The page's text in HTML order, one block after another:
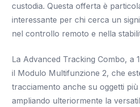
custodia. Questa offerta è
interessante per chi cerca un
nel controllo remoto e nella
La Advanced Tracking Combo, a
il Modulo Multifunzione 2, che
tracciamento anche su oggetti più
ampliando ulteriormente la